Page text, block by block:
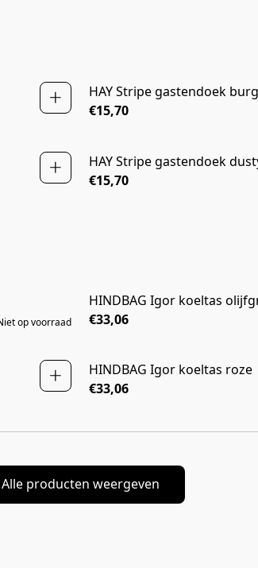
NIEUW
HAY Stripe gastendoek
€15,70
NIEUW
HAY Stripe gastendoek
€15,70
HINDBAG Igor koeltas
€33,06
op voorraad
HINDBAG Igor koeltas roze
€33,06
NIEUW
Alle producten weergeven